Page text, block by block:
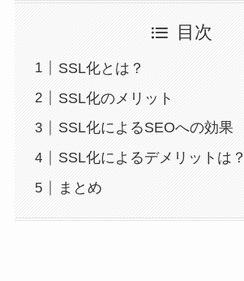
目次
SSL化とは？
SSL化のメリット
SSL化によるSEOへの効果
SSL化によるデメリットは？
まとめ